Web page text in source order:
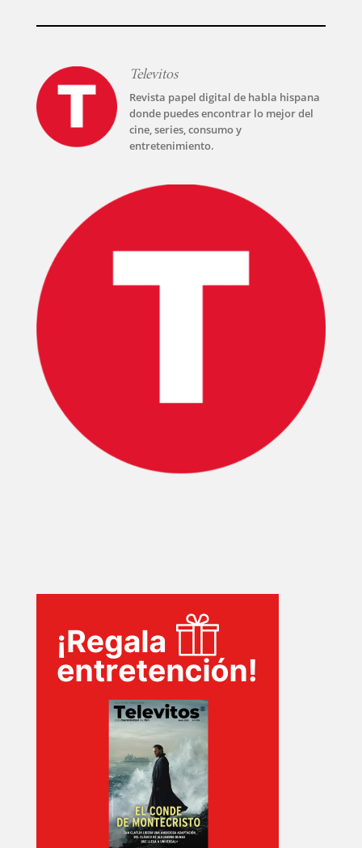
INICIO
PELICULAS
Televitos
Revista papel digital de habla hispana
donde puedes encontrar lo mejor del
cine, series, consumo y
entretenimiento.